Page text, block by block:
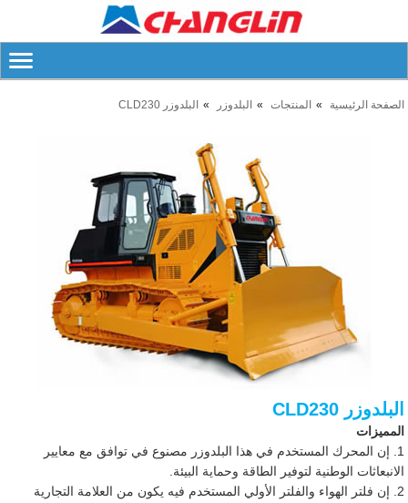
الصفحة الرئيسية المنتجات البلدوزر البلدوزر CLD230
البلدوزر CLD230
المميزات
1. إن المحرك المستخدم في هذا البلدوزر مصنوع في توافق مع معايير
الانبعاثات الوطنية لتوفير الطاقة وحماية البيئة.
2. إن فلتر الهواء والفلتر الأولي المستخدم فيه يكون من العلامة التجارية